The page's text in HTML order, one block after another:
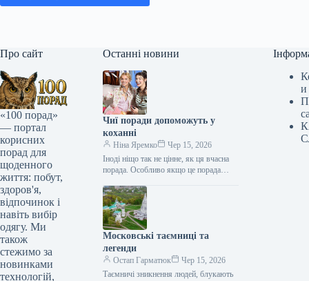
Про сайт
«100 порад»
— портал
корисних
порад для
щоденного
життя: побут,
здоров'я,
відпочинок і
навіть вибір
одягу. Ми
також
стежимо за
новинками
технологій,
Останні новини
Чиї поради допоможуть у
коханні
Ніна Яремко
Чер 15, 2026
Іноді ніщо так не цінне, як ця вчасна
порада. Особливо якщо це порада
косметолога, тренера, стиліста…
Московські таємниці та
легенди
Остап Гарматюк
Чер 15, 2026
Таємничі зникнення людей, блукають
и